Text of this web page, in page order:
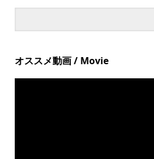
オススメ動画 / Movie